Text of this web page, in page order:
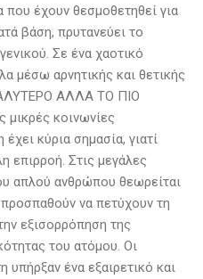
έχουν θεσμοθετηθεί για
βάση, πρυτανεύει το
Σε ένα χαοτικό
μέσω αρνητικής και θετικής
ΑΛΛΑ ΤΟ ΠΙΟ
κοινωνίες
κύρια σημασία, γιατί
επιρροή. Στις μεγάλες
απλού ανθρώπου θεωρείται
προσπαθούν να πετύχουν τη
εξισορρόπηση της
του ατόμου. Οι
υπήρξαν ένα εξαιρετικό και